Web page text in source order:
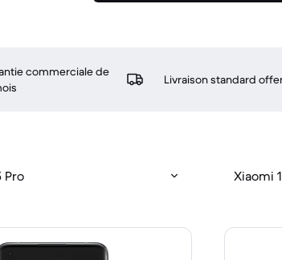
commerciale de
Livraison standard
Pro Xiaomi